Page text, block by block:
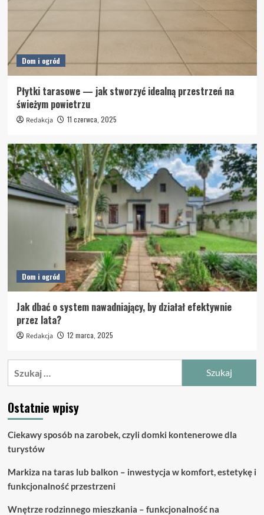
Dom i ogród
Płytki tarasowe — jak stworzyć idealną przestrzeń na
świeżym powietrzu
Redakcja 11 czerwca, 2025
Dom i ogród
Jak dbać o system nawadniający, by działał efektywnie
przez lata?
Redakcja 12 marca, 2025
Ostatnie wpisy
Ciekawy sposób na zarobek, czyli domki kontenerowe dla
turystów
Markiza na taras lub balkon – inwestycja w komfort, estetykę i
funkcjonalność przestrzeni
Wnętrze rodzinnego mieszkania – funkcjonalność na